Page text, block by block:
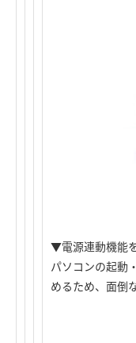
▼電源連動機能
パソコンの起動
めるため、面倒